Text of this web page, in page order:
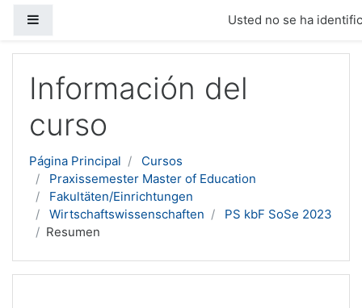
Usted no se ha
Información del
curso
Página Principal
Cursos
Praxissemester Master of Education
Fakultäten/Einrichtungen
Wirtschaftswissenschaften
PS kbF SoSe 2023
Resumen